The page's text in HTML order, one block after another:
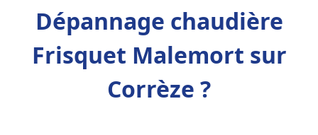
Dépannage chaudière
Frisquet Malemort sur
Corrèze ?